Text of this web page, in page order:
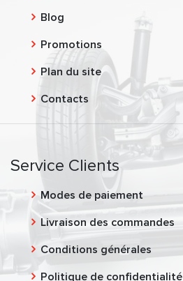
Blog
Promotions
Plan du site
Contacts
Service Clients
Modes de paiement
Livraison des commandes
Conditions générales
Politique de confidentialité